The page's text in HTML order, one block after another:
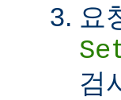
요
검